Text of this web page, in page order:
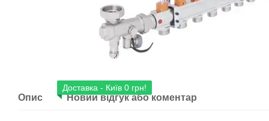
Доставка - Київ 0 грн!
Опис Новий відгук або коментар